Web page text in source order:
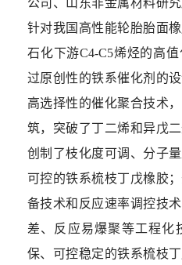
公司、山东非金属材料研
针对我国高性能轮胎胎面
石化下游C4-C5烯烃的高
过原创性的铁系催化剂的
高选择性的催化聚合技术
筑，突破了丁二烯和异戊
创制了枝化度可调、分子
可控的铁系梳枝丁戊橡胶
备技术和反应速率调控技
差、反应易爆聚等工程化
保、可控稳定的铁系梳枝